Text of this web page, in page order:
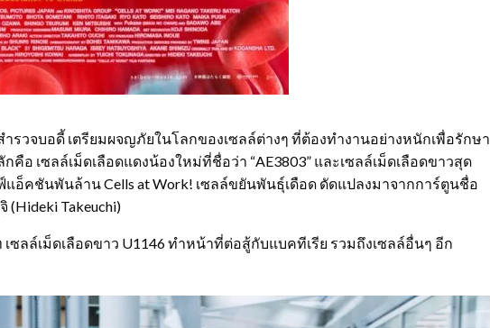
ำรวจบอดี้ เตรียมผจญภัยในโลกของเซลล์ต่างๆ ที่ต้องทำงานอย่างหนักเพื่อรักษา
อ เซลล์เม็ดเลือดแดงน้องใหม่ที่ชื่อว่า “AE3803” และเซลล์เม็ดเลือดขาวสุด
แอ็คชันพันล้าน Cells at Work! เซลล์ขยันพันธุ์เดือด ดัดแปลงมาจากการ์ตูนชื่อ
(Hideki Takeuchi)
เซลล์เม็ดเลือดขาว U1146 ทำหน้าที่ต่อสู้กับแบคทีเรีย รวมถึงเซลล์อื่นๆ อีก